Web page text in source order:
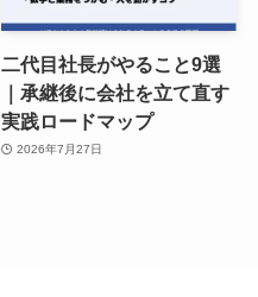
二代目社長がやること9選
｜承継後に会社を立て直す
実践ロードマップ
2026年7月27日